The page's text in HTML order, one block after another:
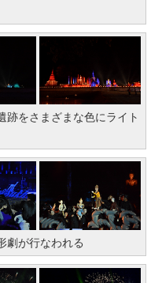
跡をさまざまな色にライト
劇が行なわれる